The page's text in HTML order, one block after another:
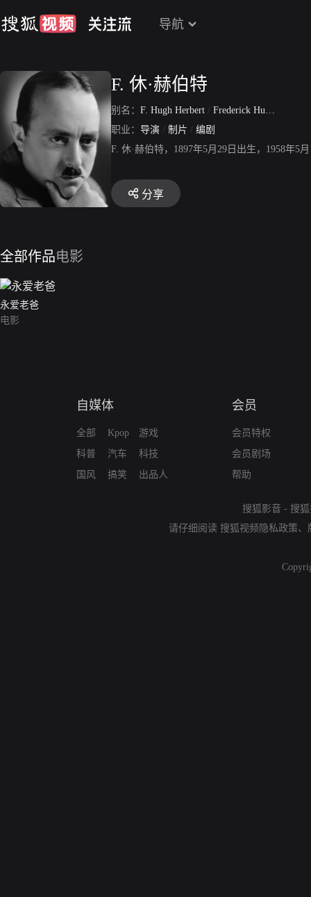
导航
F. 休·赫伯特
别名： F. Hugh Herbert / Frederick Hugh Herbert
职业： 导演 / 制片 / 编剧
F. 休·赫伯特，1897年5月29日出生，1958年
分享
全部作品电影
永爱老爸
电影
自媒体
全部
科普
国风
Kpop
汽车
搞笑
游戏
科技
出品人
会员
会员特权
会员剧场
帮助
搜狐影音 - 搜
请仔细阅读 搜狐视频隐私政策、